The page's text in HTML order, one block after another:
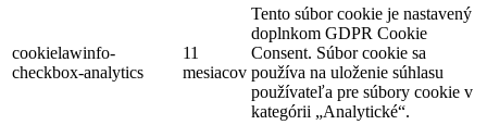
cookielawinfo-
checkbox-analytics
11
mesiacov
Tento súbor cookie je nastavený
doplnkom GDPR Cookie
Consent. Súbor cookie sa
používa na uloženie súhlasu
používateľa pre súbory cookie v
kategórii „Analytické“.